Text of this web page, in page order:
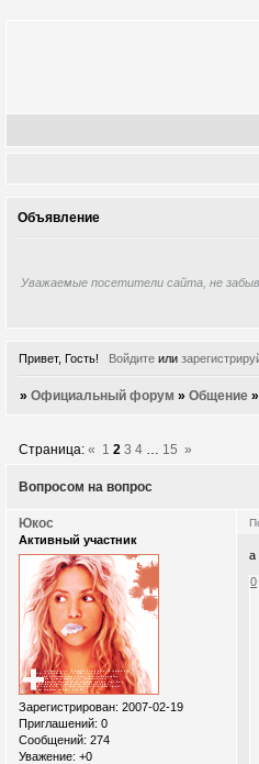
Объявление
Уважаемые посетители сайта, не
Привет, Гость! Войдитеили
»Официальный форум »Общение
Вопросом на вопрос
Страница:« 1 2 3 4 … 15 »
Юкос
Активный участник
Зарегистрирован: 2007-02-19
Приглашений: 0
Сообщений: 274
Уважение: +0
а
0